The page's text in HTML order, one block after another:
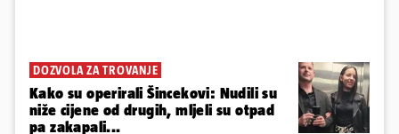
DOZVOLA ZA TROVANJE
Kako su operirali Šincekovi: Nudili su
niže cijene od drugih, mljeli su otpad
pa zakapali...